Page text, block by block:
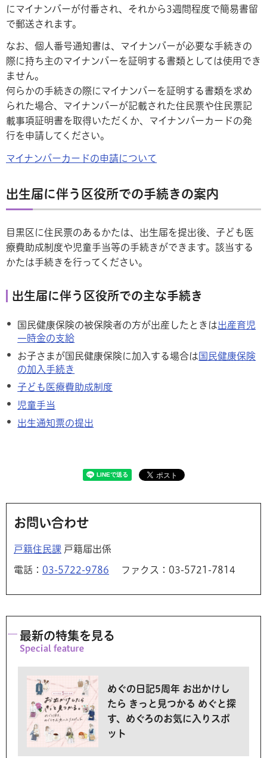
にマイナンバーが付番され、それから3週間程度で簡易書留
で郵送されます。
なお、個人番号通知書は、マイナンバーが必要な手続きの
際に持ち主のマイナンバーを証明する書類としては使用でき
ません。
何らかの手続きの際にマイナンバーを証明する書類を求め
られた場合、マイナンバーが記載された住民票や住民票記
載事項証明書を取得いただくか、マイナンバーカードの発
行を申請してください。
マイナンバーカードの申請について
出生届に伴う区役所での手続きの案内
目黒区に住民票のあるかたは、出生届を提出後、子ども医
療費助成制度や児童手当等の手続きができます。該当する
かたは手続きを行ってください。
出生届に伴う区役所での主な手続き
国民健康保険の被保険者の方が出産したときは出産育児
一時金の支給
お子さまが国民健康保険に加入する場合は 国民健康保険
の加入手続き
子ども医療費助成制度
児童手当
出生通知票の提出
お問い合わせ
戸籍住民課 戸籍届出係
電話： 03-5722-9786 ファクス：03-5721-7814
最新の特集を見る
めぐの日記5周年 お出かけし
たら きっと見つかる めぐと探
す、めぐろのお気に入りスポ
ット